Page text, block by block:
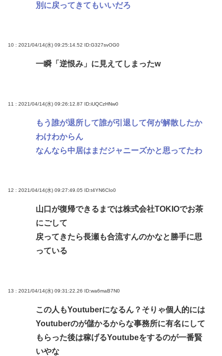
別に戻ってきてもいいだろ
10 : 2021/04/14(水) 09:25:14.52 ID:G327svOG0
一瞬「逆恨み」に見えてしまったw
11 : 2021/04/14(水) 09:26:12.87 ID:iUQCzHNw0
もう誰が退所して誰が引退して何が解散したか
わけわからん
なんなら中居はまだジャニーズかと思ってたわ
12 : 2021/04/14(水) 09:27:49.05 ID:t4YN6CIo0
山口が復帰できるまでは株式会社TOKIOでお茶
にごして
戻ってきたら長瀬も合流すんのかなと勝手に思
っている
13 : 2021/04/14(水) 09:31:22.26 ID:wa6maB7N0
この人もYoutuberになるん？そりゃ個人的には
Youtuberのが儲かるからな事務所に有名にして
もらった後は稼げるYoutubeをするのが一番賢
いやな